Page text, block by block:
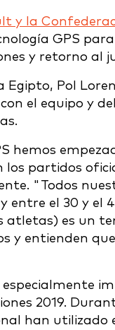
y la
GPS
y retorno al
Pol
el equipo y
hemos
partidos
"Todos
entre el 30 y el
atletas) es un
y entienden
2019.
han utilizado